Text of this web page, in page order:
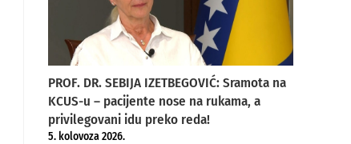
PROF. DR. SEBIJA IZETBEGOVIĆ: Sramota na
KCUS-u – pacijente nose na rukama, a
privilegovani idu preko reda!
5. kolovoza 2026.